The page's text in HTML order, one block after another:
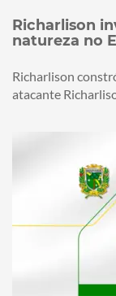
Richarlison
natureza no
Richarlison
atacante